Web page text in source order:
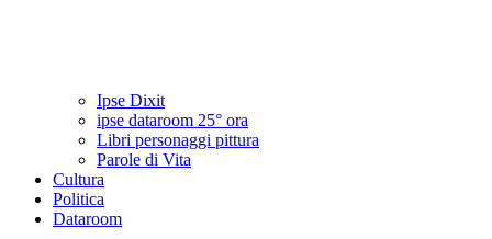
Ipse Dixit
ipse dataroom 25° ora
Libri personaggi pittura
Parole di Vita
Cultura
Politica
Dataroom